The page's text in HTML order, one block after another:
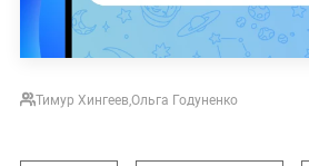
Тимур ХингеевОльга Годуненко